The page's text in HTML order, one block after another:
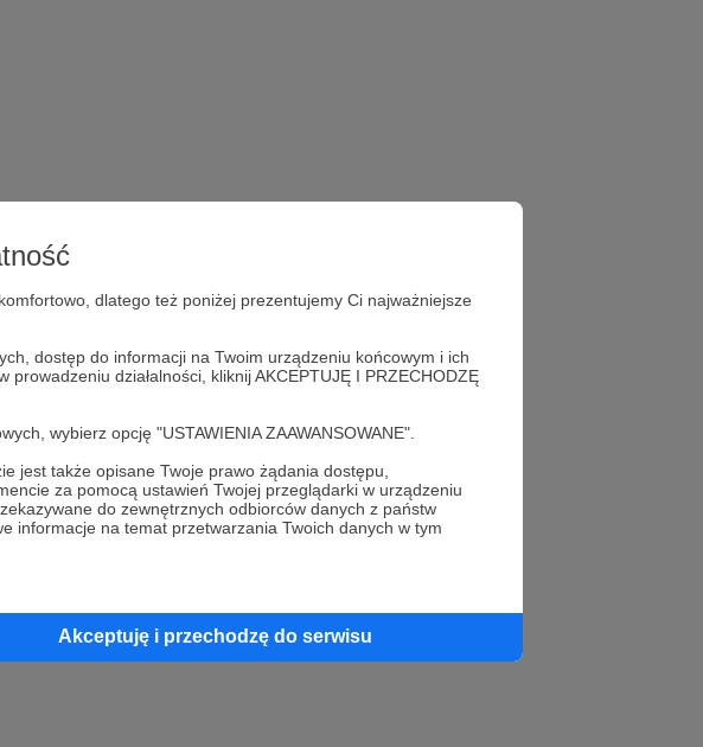
dlatego też poniżej prezentujemy Ci najważniejsze
dostęp do informacji na Twoim urządzeniu końcowym i ich
działalności, kliknij AKCEPTUJĘ I PRZECHODZĘ
wybierz opcję "USTAWIENIA ZAAWANSOWANE".
jest także opisane Twoje prawo żądania dostępu,
za pomocą ustawień Twojej przeglądarki w urządzeniu
do zewnętrznych odbiorców danych z państw
informacje na temat przetwarzania Twoich danych w tym
Akceptuję i przechodzę do serwisu
już teraz!